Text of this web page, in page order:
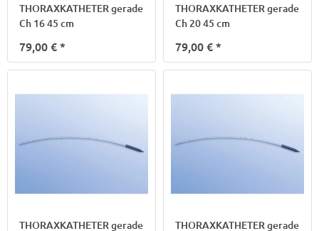
THORAXKATHETER gerade
Ch 16 45 cm
79,00 €*
THORAXKATHETER gerade
Ch 20 45 cm
79,00 €*
THORAXKATHETER gerade
THORAXKATHETER gerade